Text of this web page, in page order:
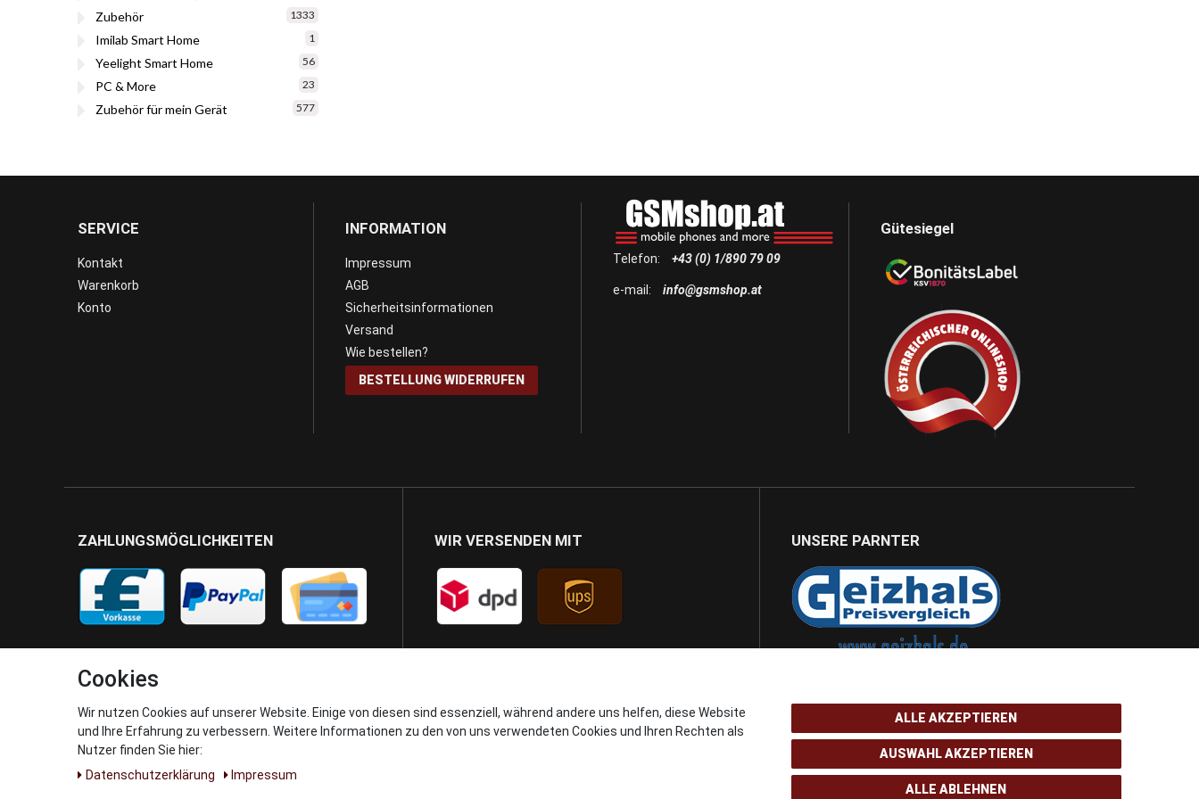
Zubehör 1333
Imilab Smart Home 1
Yeelight Smart Home 56
PC & More 23
Zubehör für mein Gerät 577
SERVICE
Kontakt
Warenkorb
Konto
INFORMATION
Impressum
AGB
Sicherheitsinformationen
Versand
Wie bestellen?
BESTELLUNG WIDERRUFEN
Telefon: +43 (0) 1/890 79 09
e-mail: info@gsmshop.at
Gütesiegel
ZAHLUNGSMÖGLICHKEITEN WIR VERSENDEN MIT UNSERE PARNTER
Cookies
Wir nutzen Cookies auf unserer Website. Einige von diesen sind essenziell, während andere uns helfen, diese Website
und Ihre Erfahrung zu verbessern. Weitere Informationen zu den von uns verwendeten Cookies und Ihren Rechten als
Nutzer finden Sie hier:
Daten­schutz­erklärung
Impressum
ALLE AKZEPTIEREN
AUSWAHL AKZEPTIEREN
ALLE ABLEHNEN